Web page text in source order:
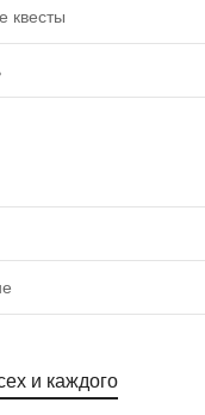
квесты
и каждого